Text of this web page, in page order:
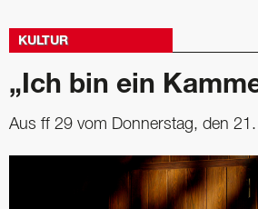
KULTUR
„Ich bin ein
Aus ff 29 vom Donnerstag, den